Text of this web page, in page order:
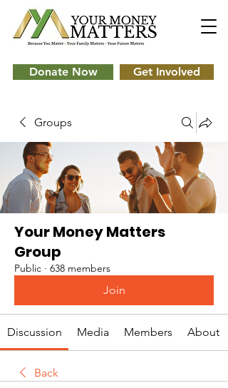
Donate Now Get Involved
Groups
Your Money Matters
Group
Public · 638 members
Join
Discussion Media Members About
Back